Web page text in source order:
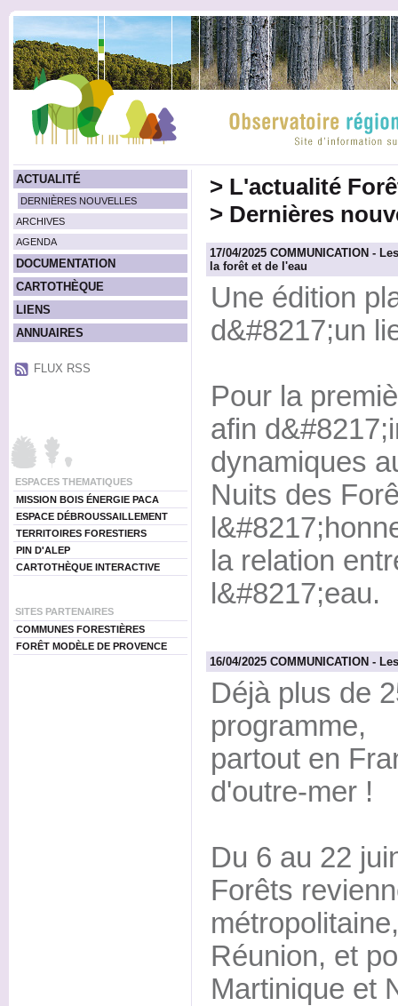
ACTUALITÉ
DERNIÈRES NOUVELLES
ARCHIVES
AGENDA
DOCUMENTATION
CARTOTHÈQUE
LIENS
ANNUAIRES
FLUX RSS
ESPACES THEMATIQUES
MISSION BOIS ÉNERGIE PACA
ESPACE DÉBROUSSAILLEMENT
TERRITOIRES FORESTIERS
PIN D'ALEP
CARTOTHÈQUE INTERACTIVE
SITES PARTENAIRES
COMMUNES FORESTIÈRES
FORÊT MODÈLE DE PROVENCE
> L'actualité
> Dernières
17/04/2025 COMMUNICATION -
la forêt et de l'eau
Une édition
d&#8217;un
Pour la
afin
dynamiques
Nuits des
la relation
l&#8217;eau.
16/04/2025 COMMUNICATION -
Déjà plus de
programme,
partout en
d'outre-mer !
Du 6 au 22
Forêts
Réunion, et
Martinique et